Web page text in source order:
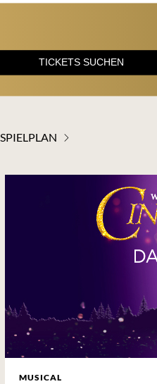
TICKETS SUCHEN
SPIELPLAN
MUSICAL